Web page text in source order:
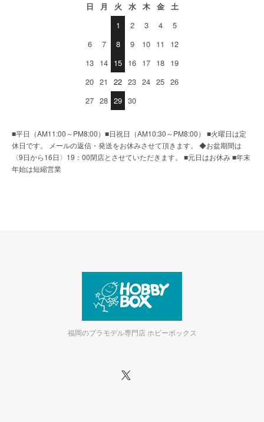
日 月 火 水 木 金
土
1
2 3 4
5
6
7 8 9 10 11
12
13 14 15 16 17 18 19
20 21 22 23 24 25 26
27 28 29 30
■平日（AM11:00～PM8:00）■日祝日（AM10:30～PM8:00） ■火曜日は定
休日です。 メールの返信・発送をお休みさせて頂きます。 ◆お盆期間は
〈9日から16日〉19：00閉店とさせていただきます。 ■元日はお休み ■年末
年始は短縮営業
福岡のプラモデル専門店 ホビーボックス